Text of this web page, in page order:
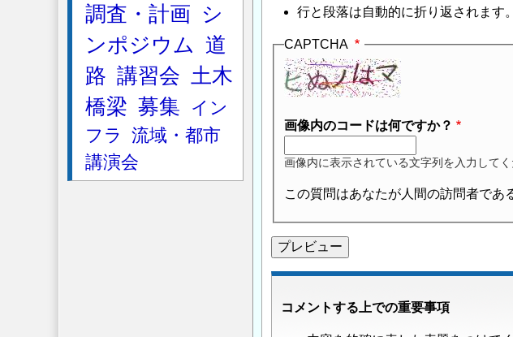
行と段落は自動的に折り返されます。
CAPTCHA
画像内のコードは何ですか？
画像内に表示されている文字列を入力してく
この質問はあなたが人間の訪問者であ
コメントする上での重要事項
調査・計画
シ
ンポジウム 道
路 講習会 土木
橋梁 募集
イン
フラ
流域・都市
講演会